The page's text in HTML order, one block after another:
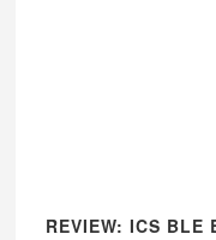
REVIEW: ICS BLE